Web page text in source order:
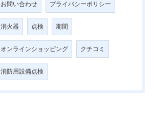
お問い合わせ プライバシーポリシー
消火器 点検 期間
オンラインショッピング クチコミ
消防用設備点検